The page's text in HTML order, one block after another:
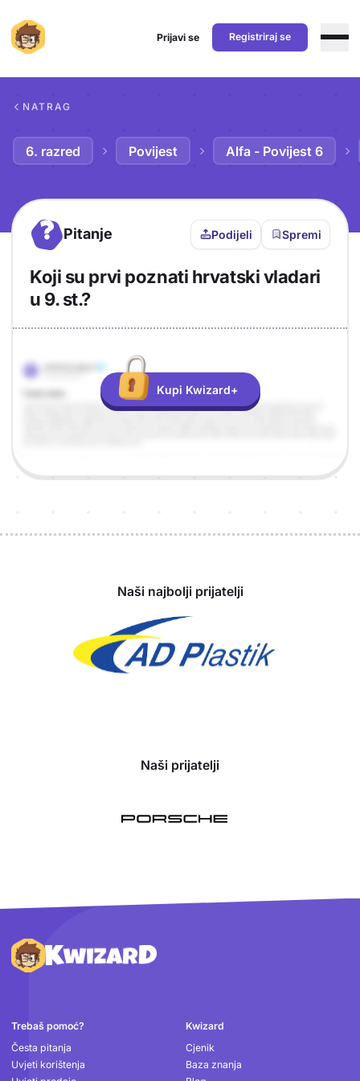
Prijavi se Registriraj se
NATRAG
6. razred Povijest Alfa - Povijest 6
? Pitanje Podijeli Spremi
Koji su prvi poznati hrvatski vladari
u 9. st.?
Odgovor
Objašnjenje
Kupi Kwizard+
Naši najbolji prijatelji
Naši prijatelji
Podnožje
Trebaš pomoć?
Česta pitanja
Uvjeti korištenja
Kwizard
Cjenik
Baza znanja